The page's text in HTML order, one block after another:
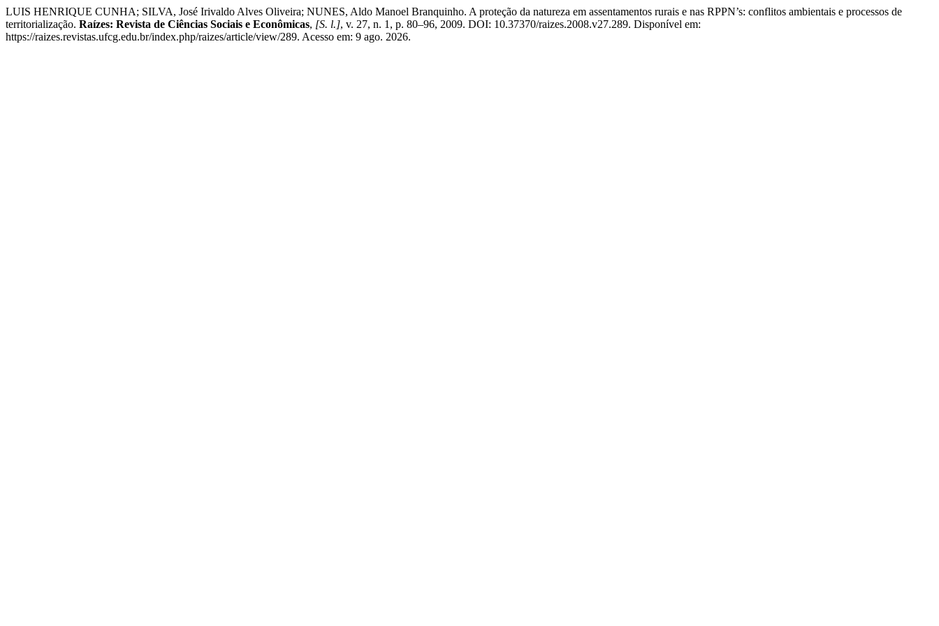
LUIS HENRIQUE CUNHA; SILVA, José Irivaldo Alves Oliveira; NUNES, Aldo Manoel Branquinho. A proteção da natureza em assentamentos rurais e nas RPPN’s: conflitos ambientais e processos de
territorialização. Raízes: Revista de Ciências Sociais e Econômicas, [S. l.], v. 27, n. 1, p. 80–96, 2009. DOI: 10.37370/raizes.2008.v27.289. Disponível em:
https://raizes.revistas.ufcg.edu.br/index.php/raizes/article/view/289. Acesso em: 9 ago. 2026.